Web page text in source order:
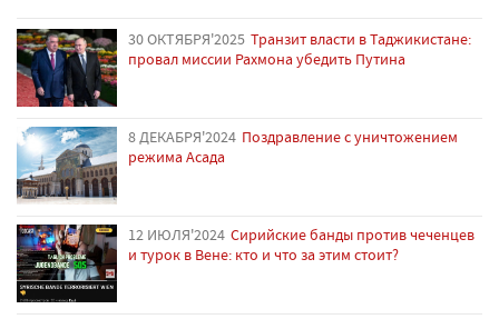
30 ОКТЯБРЯ'2025 Транзит власти в Таджикистане:
провал миссии Рахмона убедить Путина
8 ДЕКАБРЯ'2024 Поздравление с уничтожением
режима Асада
12 ИЮЛЯ'2024 Сирийские банды против чеченцев
и турок в Вене: кто и что за этим стоит?